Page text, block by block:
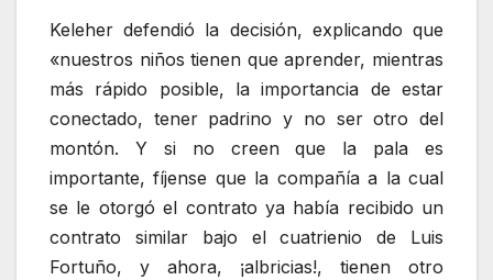
Keleher defendió la decisión, explicando que
«nuestros niños tienen que aprender, mientras
más rápido posible, la importancia de estar
conectado, tener padrino y no ser otro del
montón. Y si no creen que la pala es
importante, fíjense que la compañía a la cual
se le otorgó el contrato ya había recibido un
contrato similar bajo el cuatrienio de Luis
Fortuño, y ahora, ¡albricias!, tienen otro